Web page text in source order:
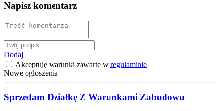
Napisz komentarz
Dodaj
Akceptuję warunki zawarte w regulaminie
Nowe ogłoszenia
Sprzedam Działkę Z Warunkami Zabudowu